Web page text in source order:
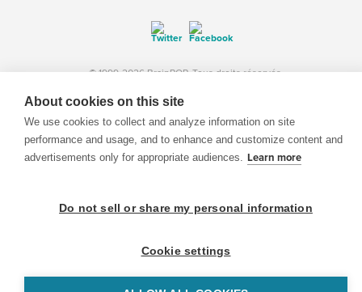
© 1999-2026 BrainPOP. Tous droits réservés.
enseignants is proudly powered byWordPress. Built bySlipFire Web Development
About cookies on this site
We use cookies to collect and analyze information on site
performance and usage, and to enhance and customize content and
advertisements only for appropriate audiences. Learn more
Do not sell or share my personal information
Cookie settings